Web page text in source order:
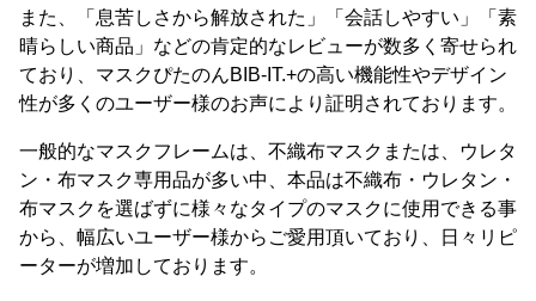
また、「息苦しさから解放された」「会話しやすい」「素
晴らしい商品」などの肯定的なレビューが数多く寄せられ
ており、マスクぴたのんBIB-IT.+の高い機能性やデザイン
性が多くのユーザー様のお声により証明されております。
一般的なマスクフレームは、不織布マスクまたは、ウレタ
ン・布マスク専用品が多い中、本品は不織布・ウレタン・
布マスクを選ばずに様々なタイプのマスクに使用できる事
から、幅広いユーザー様からご愛用頂いており、日々リピ
ーターが増加しております。